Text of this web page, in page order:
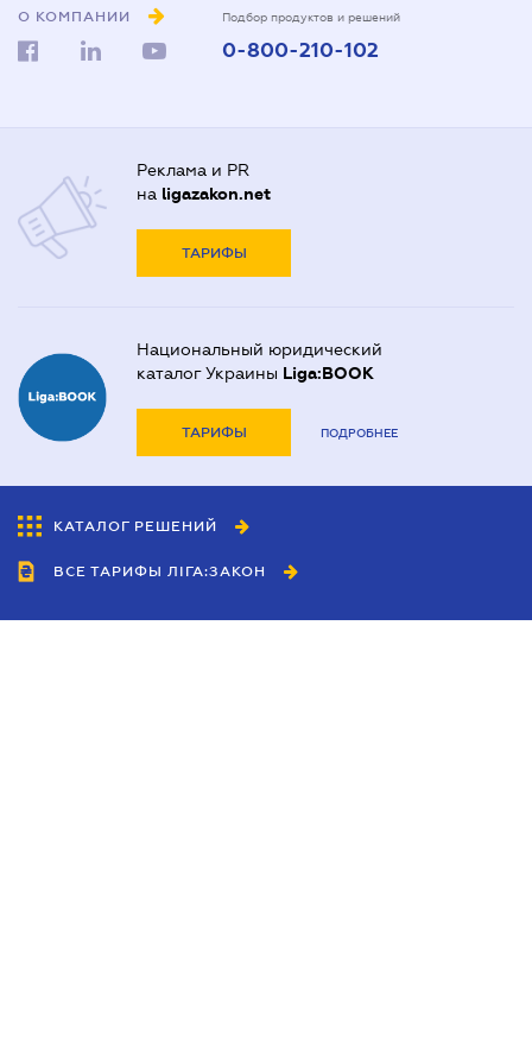
О КОМПАНИИ Подбор продуктов и решений
0-800-210-102
Реклама и PR
на ligazakon.net
ТАРИФЫ
Национальный юридический
каталог Украины Liga:BOOK
ТАРИФЫ ПОДРОБНЕЕ
КАТАЛОГ РЕШЕНИЙ
ВСЕ ТАРИФЫ ЛІГА:ЗАКОН